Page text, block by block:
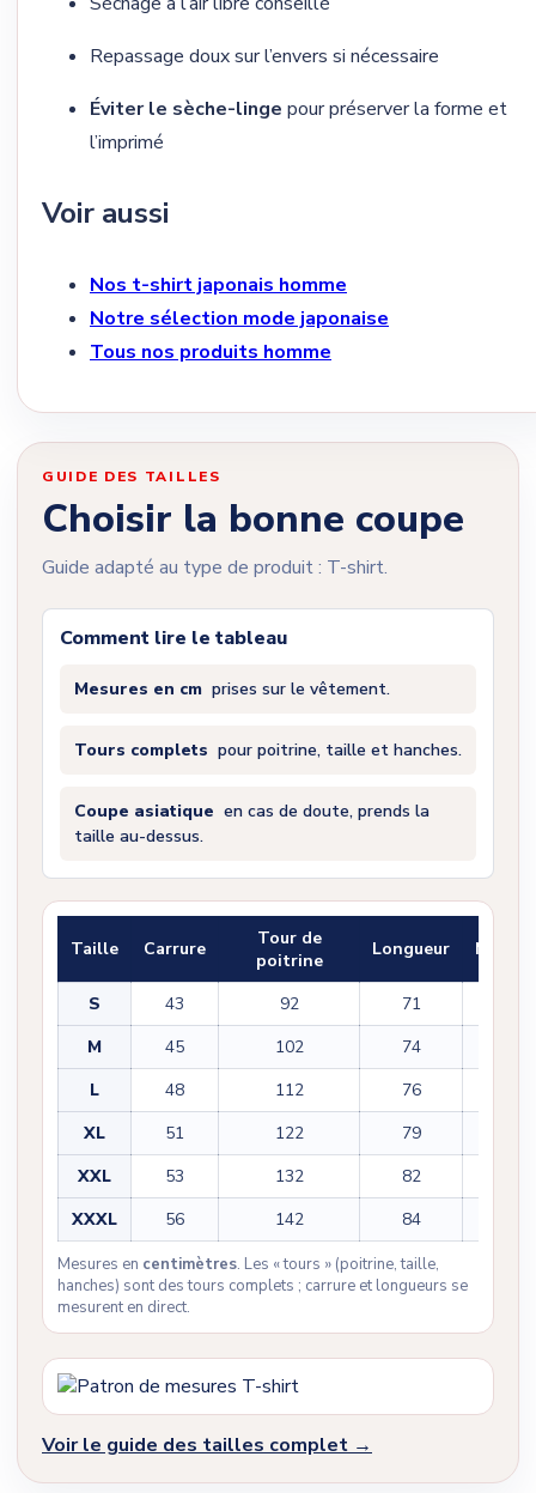
Repassage doux sur l’envers si nécessaire
Éviter le sèche-linge pour préserver la forme et
l’imprimé
Voir aussi
Nos t-shirt japonais homme
Notre sélection mode japonaise
Tous nos produits homme
GUIDE DES TAILLES
Choisir la bonne coupe
Guide adapté au type de produit : T-shirt.
Comment lire le tableau
Mesures en cm prises sur le vêtement.
Tours complets pour poitrine, taille et hanches.
Coupe asiatique en cas de doute, prends la
taille au-dessus.
Taille Carrure
Tour de
poitrine
Longueur
S 43 92 71
M
45 102 74
L
48 112 76
XL
51 122 79
XXL
53 132 82
XXXL
56 142 84
Mesures en centimètres. Les « tours » (poitrine, taille,
hanches) sont des tours complets ; carrure et longueurs se
mesurent en direct.
Voir le guide des tailles complet →